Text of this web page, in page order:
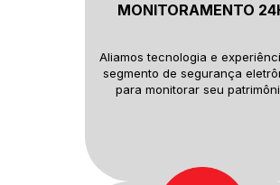
MONITORAMENTO
Aliamos tecnologia e
segmento de segurança
para monitorar seu